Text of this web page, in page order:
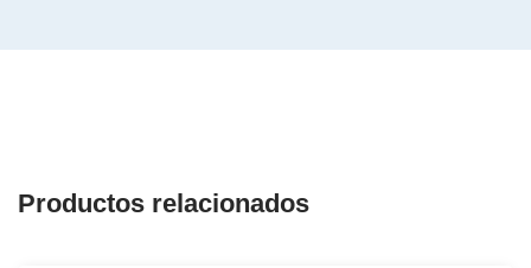
Productos relacionados